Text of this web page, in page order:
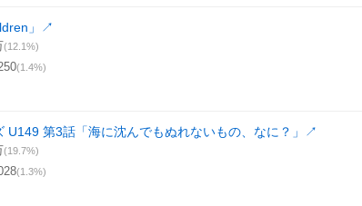
」 ↗
(12.1%)
(1.4%)
第3話「海に沈んでもぬれないもの、なに？」 ↗
(19.7%)
(1.3%)